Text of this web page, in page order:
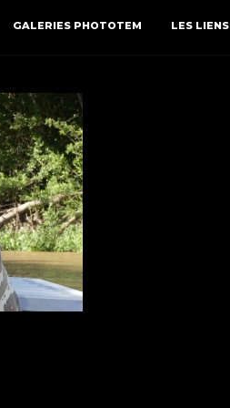
GALERIES PHOTOTEM LES LIENS